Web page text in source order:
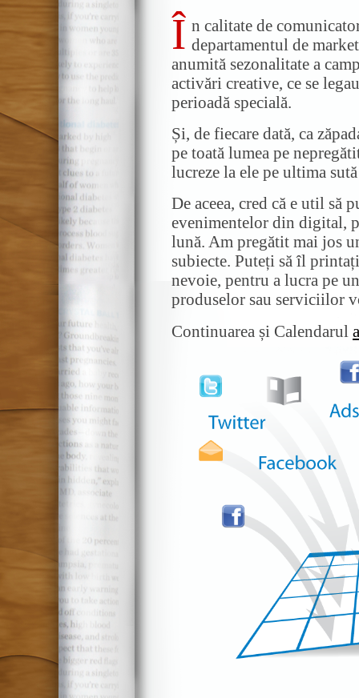
Î n calitate de
departamentul de
anumită sezonalitate a
activări creative, ce se
perioadă specială.
Și, de fiecare dată, ca
pe toată lumea pe
lucreze la ele pe ultima
De aceea, cred că e util să
evenimentelor din digital,
lună. Am pregătit mai jos
subiecte. Puteți să îl
nevoie, pentru a lucra pe
produselor sau serviciilor
Continuarea și Calendarul